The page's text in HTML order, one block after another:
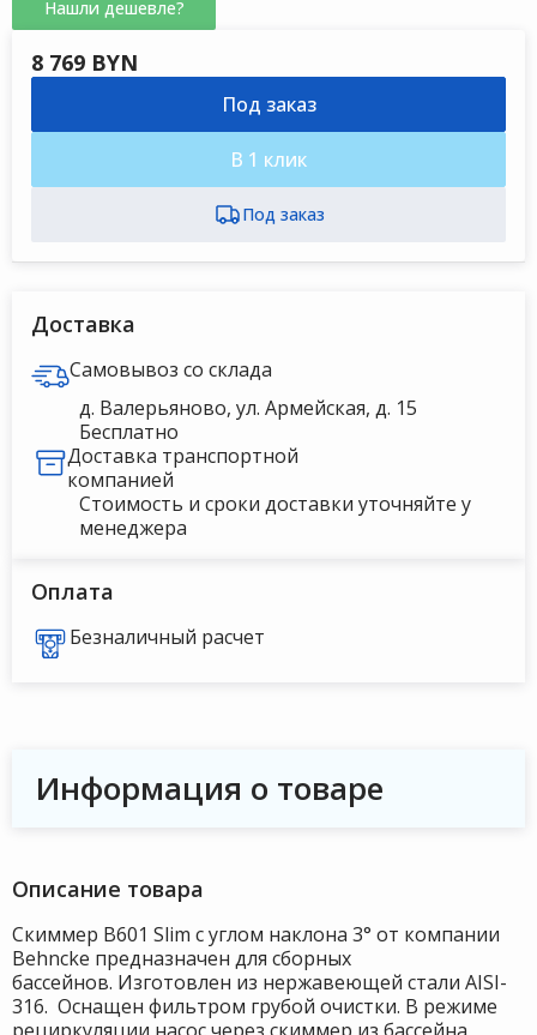
Нашли дешевле?
8 769 BYN
Под заказ
В 1 клик
Доставка
Самовывоз со склада
д. Валерьяново, ул. Армейская, д. 15
Бесплатно
Доставка транспортной
компанией
Стоимость и сроки доставки уточняйте у
менеджера
Оплата
Безналичный расчет
Информация о товаре
Описание товара
Скиммер В601 Slim с углом наклона 3° от компании
Behncke предназначен для сборных
бассейнов. Изготовлен из нержавеющей стали AISI-
316. Оснащен фильтром грубой очистки. В режиме